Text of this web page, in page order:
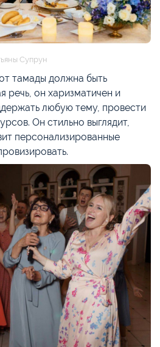
Супрун
тамады должна быть
речь, он харизматичен и
любую тему, провести
Он стильно выглядит,
персонализированные